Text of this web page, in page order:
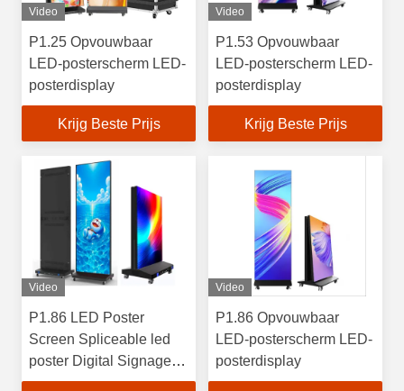
Video
P1.25 Opvouwbaar
LED-posterscherm LED-
posterdisplay
Krijg Beste Prijs
Video
P1.53 Opvouwbaar
LED-posterscherm LED-
posterdisplay
Krijg Beste Prijs
Video
P1.86 LED Poster
Screen Spliceable led
poster Digital Signage
led Display
Video
P1.86 Opvouwbaar
LED-posterscherm LED-
posterdisplay